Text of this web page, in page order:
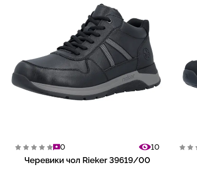
0 10
Черевики чол Rieker 39619/00